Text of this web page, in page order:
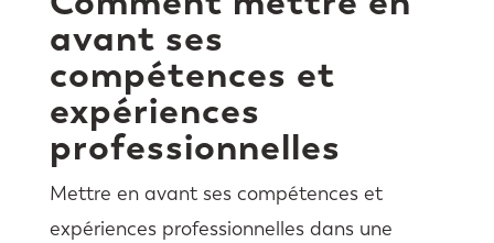
avant ses
compétences et
expériences
professionnelles
Mettre en avant ses compétences et
expériences professionnelles dans une